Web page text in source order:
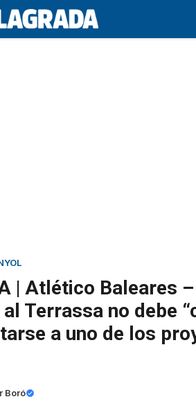
| Atlético Baleares
Terrassa no debe
a uno de los
Boró